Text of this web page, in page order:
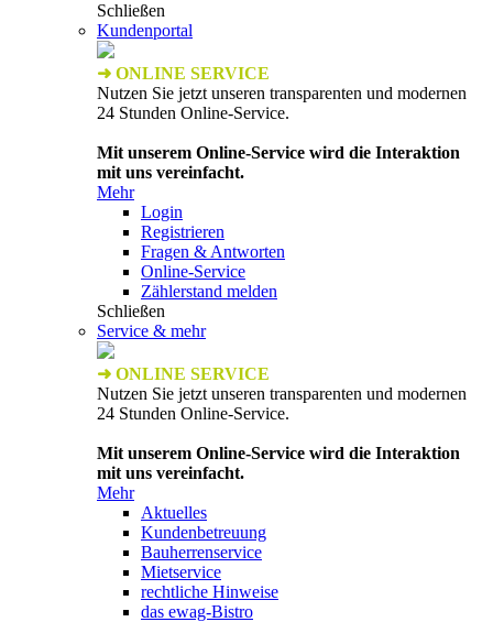
Schließen
Kundenportal
➜ ONLINE SERVICE
Nutzen Sie jetzt unseren transparenten und modernen
24 Stunden Online-Service.
Mit unserem Online-Service wird die Interaktion
mit uns vereinfacht.
Mehr
Login
Registrieren
Fragen & Antworten
Online-Service
Zählerstand melden
Schließen
Service & mehr
➜ ONLINE SERVICE
Nutzen Sie jetzt unseren transparenten und modernen
24 Stunden Online-Service.
Mit unserem Online-Service wird die Interaktion
mit uns vereinfacht.
Mehr
Aktuelles
Kundenbetreuung
Bauherrenservice
Mietservice
rechtliche Hinweise
das ewag-Bistro